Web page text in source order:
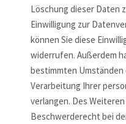
Löschung dieser Daten
Einwilligung zur
können Sie diese
widerrufen. Außerdem
bestimmten Umständen
Verarbeitung Ihrer
verlangen. Des
Beschwerderecht bei